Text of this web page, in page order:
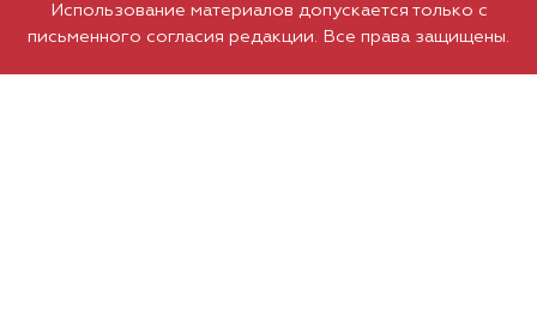
Использование материалов допускается только с
письменного согласия редакции. Все права защищены.